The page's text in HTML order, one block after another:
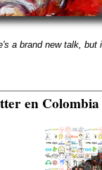
a brand new talk, but
en Colombia